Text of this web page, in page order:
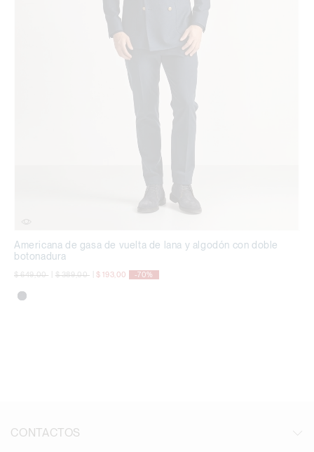
Americana de gasa de vuelta de lana y algodón con doble
botonadura
precio rebajado desde
$ 649,00a precio rebajado desde
$ 389,00a $ 193,00 -70%
CONTACTOS